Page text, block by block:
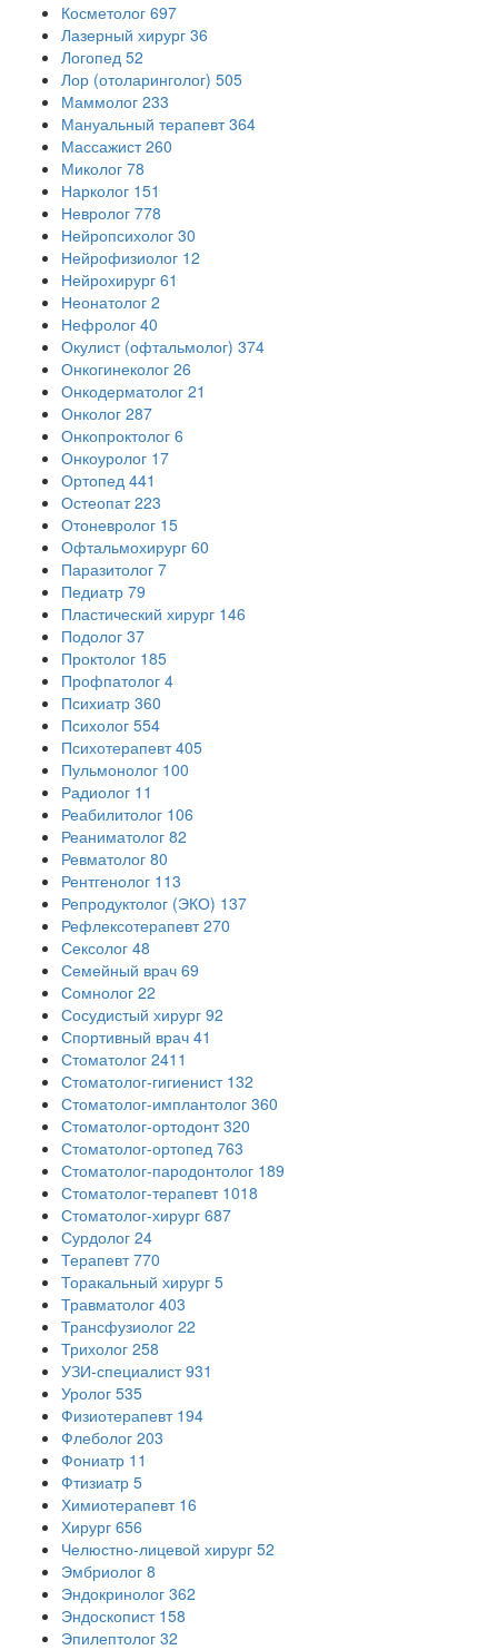
Косметолог 697
Лазерный хирург 36
Логопед 52
Лор (отоларинголог) 505
Маммолог 233
Мануальный терапевт 364
Массажист 260
Миколог 78
Нарколог 151
Невролог 778
Нейропсихолог 30
Нейрофизиолог 12
Нейрохирург 61
Неонатолог 2
Нефролог 40
Окулист (офтальмолог) 374
Онкогинеколог 26
Онкодерматолог 21
Онколог 287
Онкопроктолог 6
Онкоуролог 17
Ортопед 441
Остеопат 223
Отоневролог 15
Офтальмохирург 60
Паразитолог 7
Педиатр 79
Пластический хирург 146
Подолог 37
Проктолог 185
Профпатолог 4
Психиатр 360
Психолог 554
Психотерапевт 405
Пульмонолог 100
Радиолог 11
Реабилитолог 106
Реаниматолог 82
Ревматолог 80
Рентгенолог 113
Репродуктолог (ЭКО) 137
Рефлексотерапевт 270
Сексолог 48
Семейный врач 69
Сомнолог 22
Сосудистый хирург 92
Спортивный врач 41
Стоматолог 2411
Стоматолог-гигиенист 132
Стоматолог-имплантолог 360
Стоматолог-ортодонт 320
Стоматолог-ортопед 763
Стоматолог-пародонтолог 189
Стоматолог-терапевт 1018
Стоматолог-хирург 687
Сурдолог 24
Терапевт 770
Торакальный хирург 5
Травматолог 403
Трансфузиолог 22
Трихолог 258
УЗИ-специалист 931
Уролог 535
Физиотерапевт 194
Флеболог 203
Фониатр 11
Фтизиатр 5
Химиотерапевт 16
Хирург 656
Челюстно-лицевой хирург 52
Эмбриолог 8
Эндокринолог 362
Эндоскопист 158
Эпилептолог 32